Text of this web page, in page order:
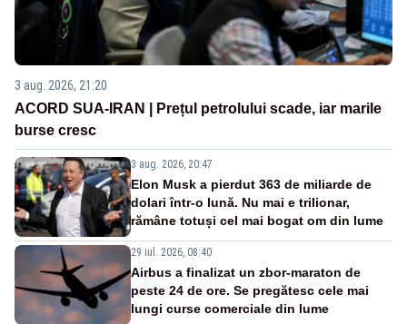
3 aug. 2026, 21:20
ACORD SUA-IRAN | Prețul petrolului scade, iar marile
burse cresc
3 aug. 2026, 20:47
Elon Musk a pierdut 363 de miliarde de
dolari într-o lună. Nu mai e trilionar,
rămâne totuși cel mai bogat om din lume
29 iul. 2026, 08:40
Airbus a finalizat un zbor-maraton de
peste 24 de ore. Se pregătesc cele mai
lungi curse comerciale din lume